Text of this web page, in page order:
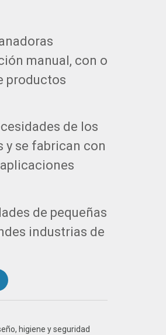
manual, con o
productos
de los
y se fabrican con
de pequeñas
industrias de
higiene y seguridad